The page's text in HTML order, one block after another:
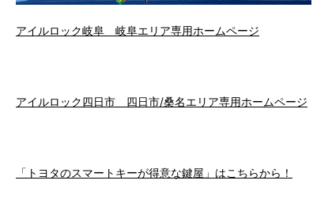
アイルロック岐阜 岐阜エリア専用ホームページ
アイルロック四日市 四日市/桑名エリア専用ホームページ
「トヨタのスマートキーが得意な鍵屋」はこちらから！